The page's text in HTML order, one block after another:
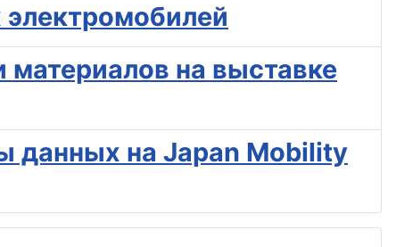
на выставке
данных на Japan Mobility